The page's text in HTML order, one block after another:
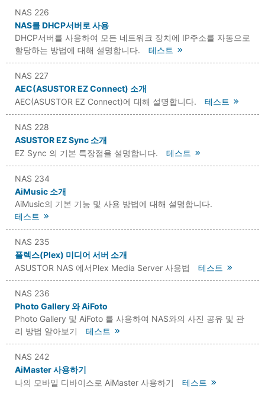
NAS 226
NAS를 DHCP서버로 사용
DHCP서버를 사용하여 모든 네트워크 장치에 IP주소를 자동으로
할당하는 방법에 대해 설명합니다.
테스트
NAS 227
AEC(ASUSTOR EZ Connect) 소개
AEC(ASUSTOR EZ Connect)에 대해 설명합니다.
테스트
NAS 228
ASUSTOR EZ Sync 소개
EZ Sync 의 기본 특장점을 설명합니다.
테스트
NAS 234
AiMusic 소개
AiMusic의 기본 기능 및 사용 방법에 대해 설명합니다.
테스트
NAS 235
플렉스(Plex) 미디어 서버 소개
ASUSTOR NAS 에서Plex Media Server 사용법
테스트
NAS 236
Photo Gallery 와 AiFoto
Photo Gallery 및 AiFoto 를 사용하여 NAS와의 사진 공유 및 관
리 방법 알아보기
테스트
NAS 242
AiMaster 사용하기
나의 모바일 디바이스로 AiMaster 사용하기
테스트